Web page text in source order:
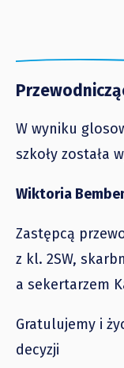
W wyniku
szkoły została
Wiktoria
Zastępcą
z kl. 2SW,
a sekertarzem
Gratulujemy i
decyzji